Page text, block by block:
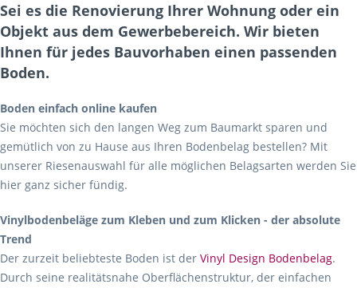
Sei es die Renovierung Ihrer Wohnung oder ein
Objekt aus dem Gewerbebereich. Wir bieten
Ihnen für jedes Bauvorhaben einen passenden
Boden.
Boden einfach online kaufen
Sie möchten sich den langen Weg zum Baumarkt sparen und
gemütlich von zu Hause aus Ihren Bodenbelag bestellen? Mit
unserer Riesenauswahl für alle möglichen Belagsarten werden Sie
hier ganz sicher fündig.
Vinylbodenbeläge zum Kleben und zum Klicken - der absolute
Trend
Der zurzeit beliebteste Boden ist der Vinyl Design Bodenbelag.
Durch seine realitätsnahe Oberflächenstruktur, der einfachen